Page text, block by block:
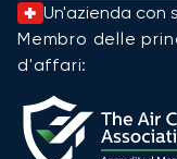
Un'azienda con
Membro delle
d'affari: